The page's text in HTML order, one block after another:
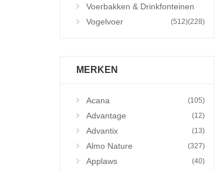
Voerbakken & Drinkfonteinen
(228)
Vogelvoer (512)
MERKEN
Acana (105)
Advantage (12)
Advantix (13)
Almo Nature (327)
Applaws (40)